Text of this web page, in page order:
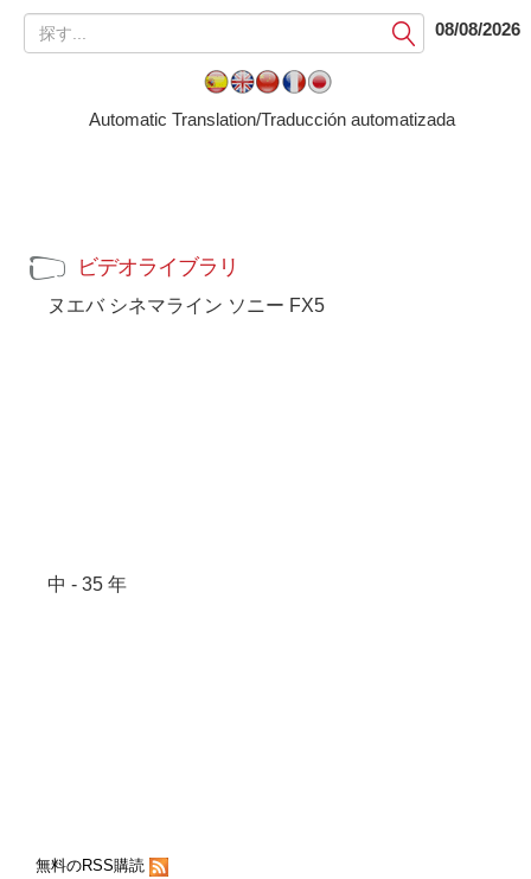
提
出
08/08/2026
Automatic Translation/Traducción automatizada
ビデオライブラリ
ヌエバ シネマライン ソニー FX5
中 - 35 年
無料のRSS購読